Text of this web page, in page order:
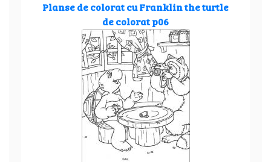
Planse de colorat cu Franklin the turtle
de colorat p06